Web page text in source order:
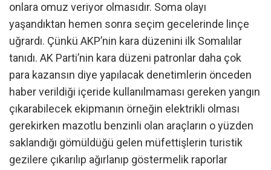
onlara omuz veriyor olmasıdır. Soma olayı
yaşandıktan hemen sonra seçim gecelerinde linçe
uğrardı. Çünkü AKP’nin kara düzenini ilk Somalılar
tanıdı. AK Parti’nin kara düzeni patronlar daha çok
para kazansın diye yapılacak denetimlerin önceden
haber verildiği içeride kullanılmaması gereken yangın
çıkarabilecek ekipmanın örneğin elektrikli olması
gerekirken mazotlu benzinli olan araçların o yüzden
saklandığı gömüldüğü gelen müfettişlerin turistik
gezilere çıkarılıp ağırlanıp göstermelik raporlar